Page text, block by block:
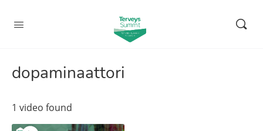
dopaminaattori
1 video found